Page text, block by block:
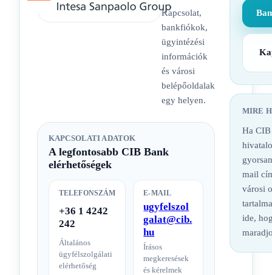
Kapcsolat,
bankfiókok,
ügyintézési
információk
és városi
belépőoldalak
egy helyen.
KAPCSOLATI ADATOK
A legfontosabb CIB Bank
elérhetőségek
TELEFONSZÁM
+36 1 4242
242
Általános
ügyfélszolgálati
elérhetőség
E-MAIL
ugyfelszol
galat@cib.
hu
Írásos
megkeresések
és kérelmek
MIRE
Ha
mail
városi
ide,